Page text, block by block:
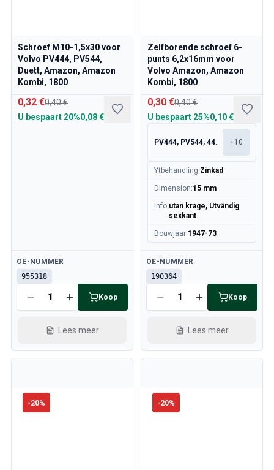
Schroef M10-1,5x30 voor
Volvo PV444, PV544,
Duett, Amazon, Amazon
Kombi, 1800
0,32 €0,40 €
U bespaart 20%0,08 €
Beschikbaar
OE-NUMMER
955318
Koop
Lees meer
Zelfborende schroef 6-
punts 6,2x16mm voor
Volvo Amazon, Amazon
Kombi, 1800
0,30 €0,40 €
U bespaart 25%0,10 €
PV444, PV544, 445, 210 +10
Ytbehandling:Zinkad
Dimension:15 mm
Info:utan krage, Utvändig
sexkant
Bouwjaar:1947-73
Beschikbaar
OE-NUMMER
190364
Koop
Lees meer
-20% -20%